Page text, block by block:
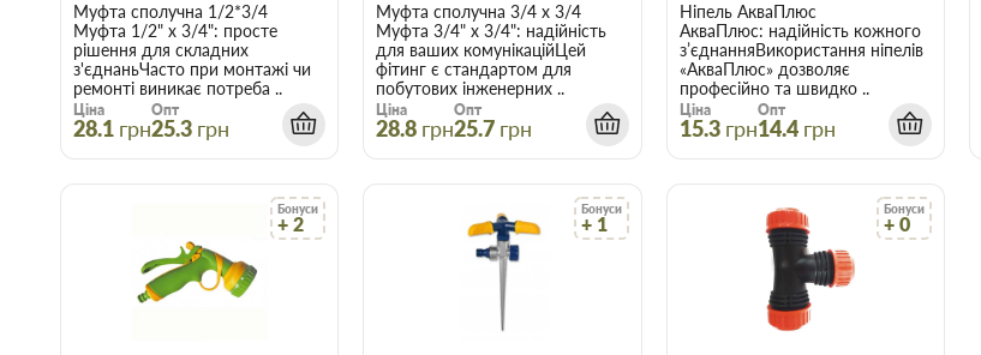
Муфта сполучна 1/2*3/4
Муфта 1/2" х 3/4": просте
рішення для складних
з'єднаньЧасто при монтажі чи
ремонті виникає потреба ..
Ціна
28.1 грн
Опт
25.3 грн
Муфта сполучна 3/4 х 3/4
Муфта 3/4" х 3/4": надійність
для ваших комунікаційЦей
фітинг є стандартом для
побутових інженерних ..
Ціна
28.8 грн
Опт
25.7 грн
Ніпель АкваПлюс
АкваПлюс: надійність кожного
з’єднанняВикористання ніпелів
«АкваПлюс» дозволяє
професійно та швидко ..
Ціна
15.3 грн
Опт
14.4 грн
Бонуси
+ 2
Бонуси
+ 1
Бонуси
+ 0